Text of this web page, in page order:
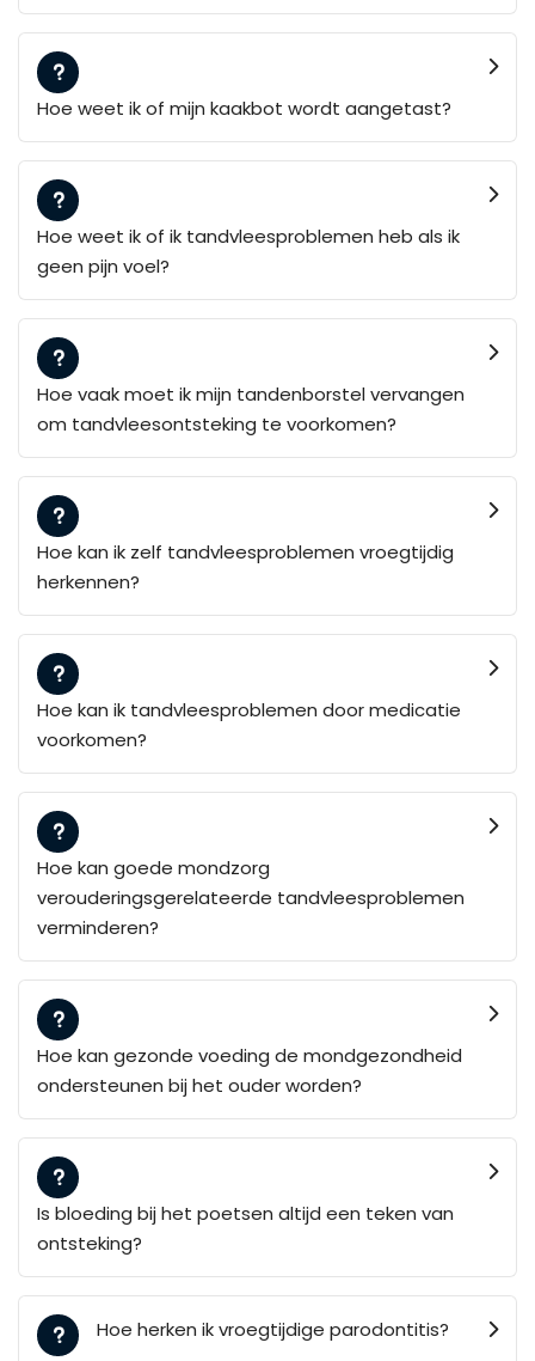
Hoe weet ik of mijn kaakbot wordt aangetast?
Hoe weet ik of ik tandvleesproblemen heb als ik
geen pijn voel?
Hoe vaak moet ik mijn tandenborstel vervangen
om tandvleesontsteking te voorkomen?
Hoe kan ik zelf tandvleesproblemen vroegtijdig
herkennen?
Hoe kan ik tandvleesproblemen door medicatie
voorkomen?
Hoe kan goede mondzorg
verouderingsgerelateerde tandvleesproblemen
verminderen?
Hoe kan gezonde voeding de mondgezondheid
ondersteunen bij het ouder worden?
Is bloeding bij het poetsen altijd een teken van
ontsteking?
Hoe herken ik vroegtijdige parodontitis?